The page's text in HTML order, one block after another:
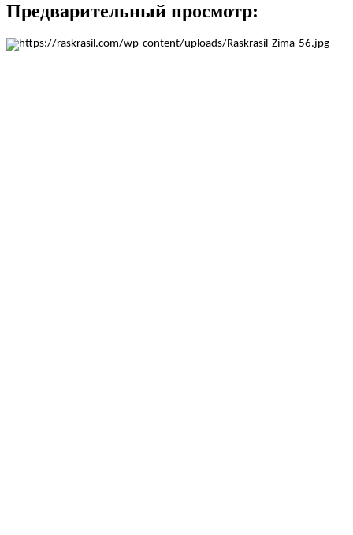
Предварительный просмотр: